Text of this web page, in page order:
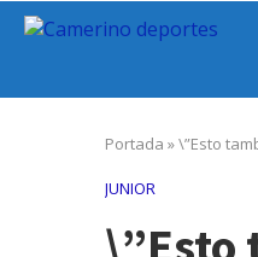
Portada »\”Esto
JUNIOR